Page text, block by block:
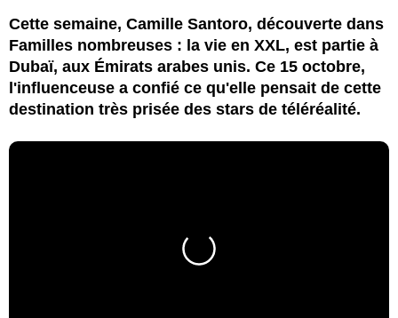
Cette semaine, Camille Santoro, découverte dans
Familles nombreuses : la vie en XXL, est partie à
Dubaï, aux Émirats arabes unis. Ce 15 octobre,
l'influenceuse a confié ce qu'elle pensait de cette
destination très prisée des stars de téléréalité.